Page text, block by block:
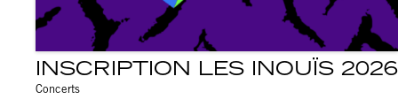
INSCRIPTION LES INOUÏS 2026
Concerts